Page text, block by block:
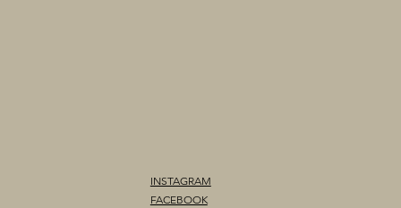
INSTAGRAM
FACEBOOK